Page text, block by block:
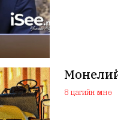
8 цагийн өмнө